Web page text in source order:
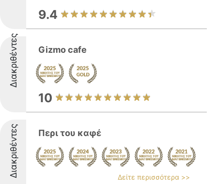
9.4
Διακριθέντες Gizmo cafe
10
Διακριθέντες Περι του καφέ
Δείτε περισσότερα >>